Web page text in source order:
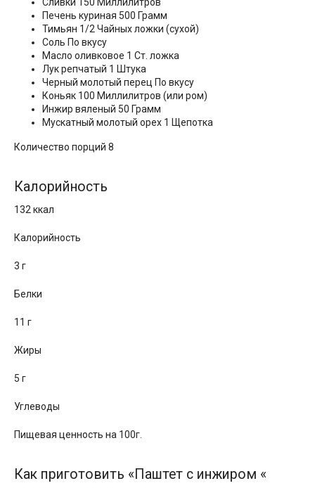
Печень куриная 500 Грамм
Тимьян 1/2 Чайных ложки (сухой)
Соль По вкусу
Масло оливковое 1 Ст. ложка
Лук репчатый 1 Штука
Черный молотый перец По вкусу
Коньяк 100 Миллилитров (или ром)
Инжир вяленый 50 Грамм
Мускатный молотый орех 1 Щепотка
Количество порций 8
Калорийность
132 ккал
Калорийность
3 г
Белки
11 г
Жиры
5 г
Углеводы
Пищевая ценность на 100г.
Как приготовить «Паштет с инжиром «